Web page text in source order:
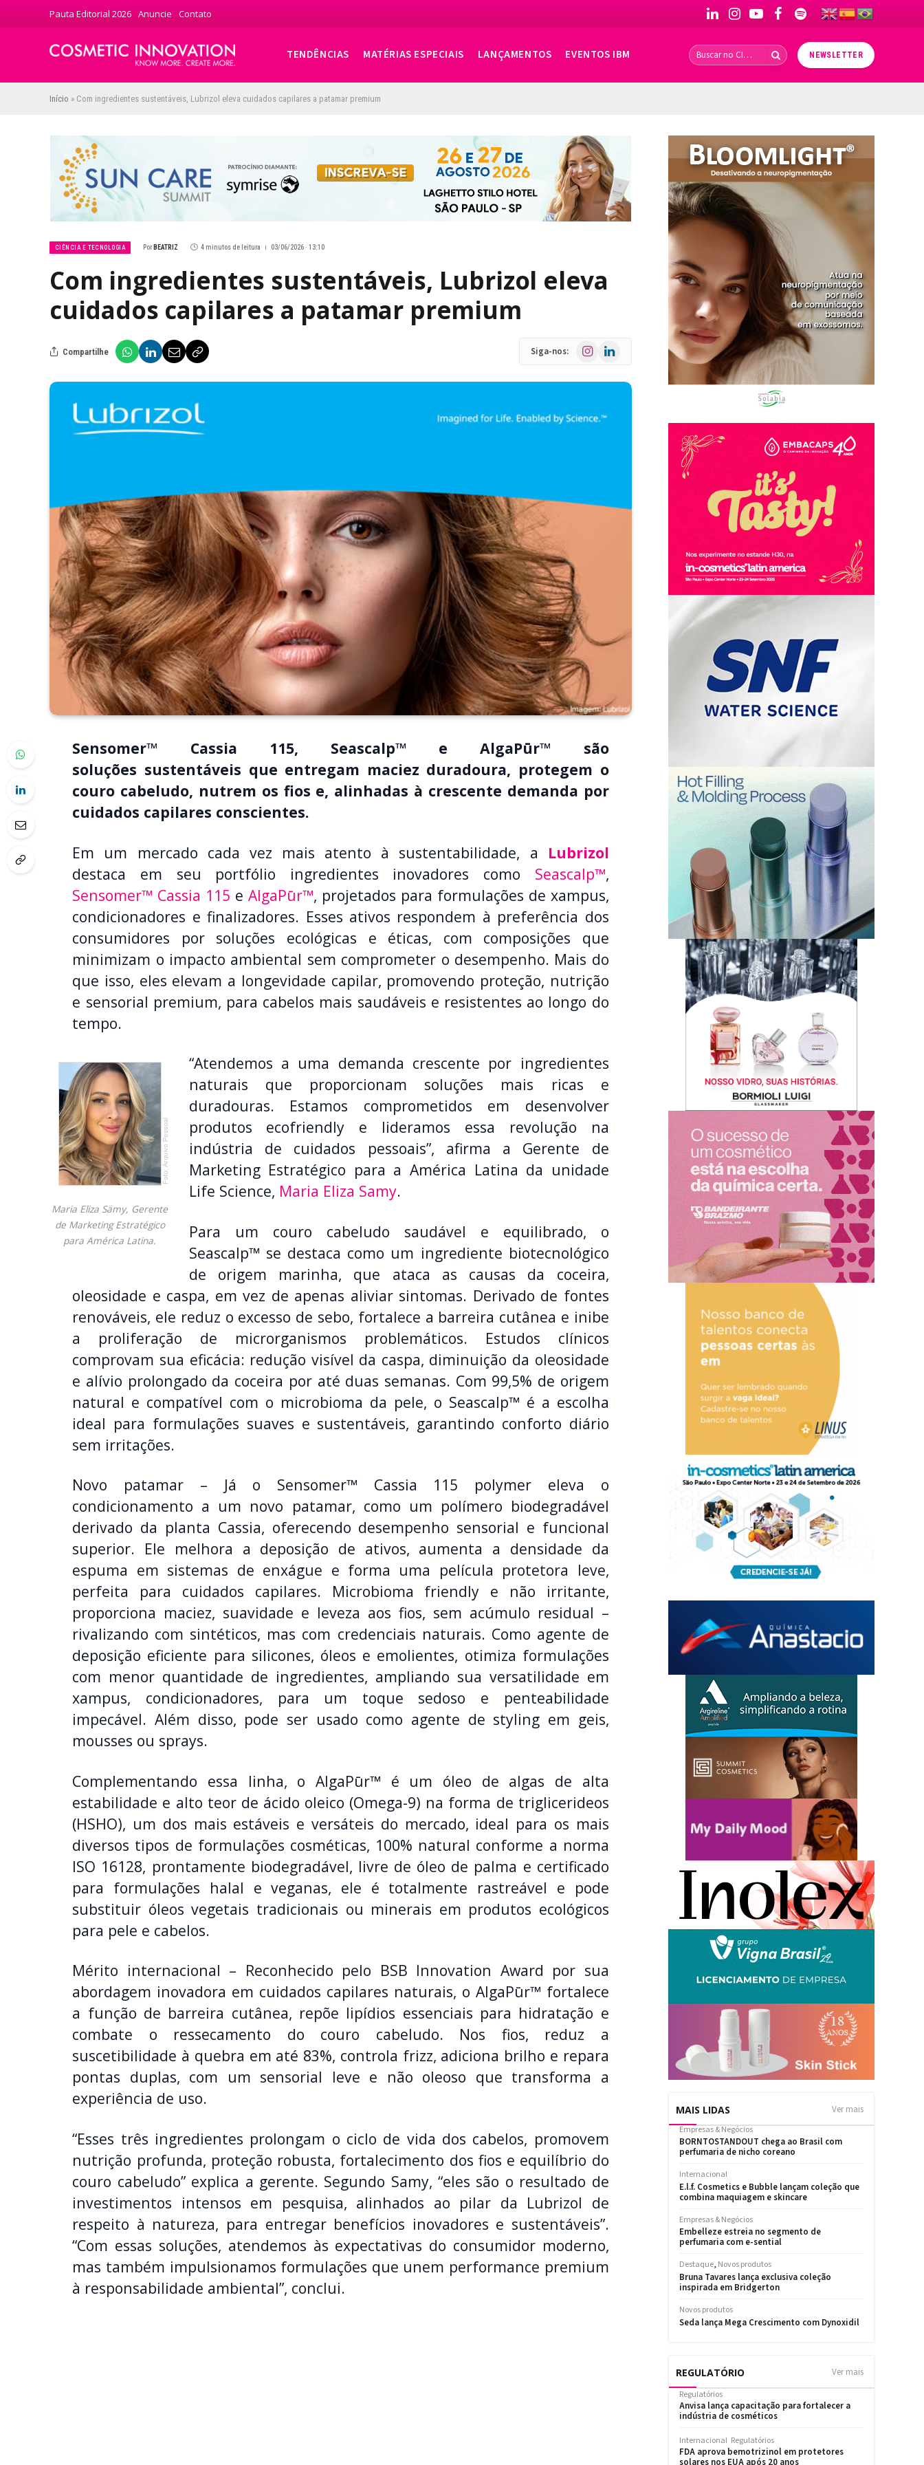
Pauta Editorial 2026 Anuncie Contato LinkedInInstagramYouTubeFacebookSpotify
TENDÊNCIAS MATÉRIAS ESPECIAIS LANÇAMENTOS EVENTOS IBM NEWSLETTER
Início » Com ingredientes sustentáveis, Lubrizol eleva cuidados capilares a patamar premium
CIÊNCIA E TECNOLOGIA Por BEATRIZ 4 minutos de leitura 03/06/2026 · 13:10
Com ingredientes sustentáveis, Lubrizol eleva
cuidados capilares a patamar premium
Compartilhe Siga-nos: InstagramLinkedIn
Sensomer™ Cassia 115, Seascalp™ e AlgaPūr™ são
soluções sustentáveis que entregam maciez duradoura, protegem o
couro cabeludo, nutrem os fios e, alinhadas à crescente demanda por
cuidados capilares conscientes.
Em um mercado cada vez mais atento à sustentabilidade, a Lubrizol
destaca em seu portfólio ingredientes inovadores como Seascalp™,
Sensomer™ Cassia 115 eAlgaPūr™, projetados para formulações de xampus,
condicionadores e finalizadores. Esses ativos respondem à preferência dos
consumidores por soluções ecológicas e éticas, com composições que
minimizam o impacto ambiental sem comprometer o desempenho. Mais do
que isso, eles elevam a longevidade capilar, promovendo proteção, nutrição
e sensorial premium, para cabelos mais saudáveis e resistentes ao longo do
tempo.
Maria Eliza Sämy, Gerente
de Marketing Estratégico
para América Latina.
“Atendemos a uma demanda crescente por ingredientes
naturais que proporcionam soluções mais ricas e
duradouras. Estamos comprometidos em desenvolver
produtos ecofriendly e lideramos essa revolução na
indústria de cuidados pessoais”, afirma a Gerente de
Marketing Estratégico para a América Latina da unidade
Life Science, Maria Eliza Samy.
Para um couro cabeludo saudável e equilibrado, o
Seascalp™ se destaca como um ingrediente biotecnológico
de origem marinha, que ataca as causas da coceira,
oleosidade e caspa, em vez de apenas aliviar sintomas. Derivado de fontes
renováveis, ele reduz o excesso de sebo, fortalece a barreira cutânea e inibe
a proliferação de microrganismos problemáticos. Estudos clínicos
comprovam sua eficácia: redução visível da caspa, diminuição da oleosidade
e alívio prolongado da coceira por até duas semanas. Com 99,5% de origem
natural e compatível com o microbioma da pele, o Seascalp™ é a escolha
ideal para formulações suaves e sustentáveis, garantindo conforto diário
sem irritações.
Novo patamar – Já o Sensomer™ Cassia 115 polymer eleva o
condicionamento a um novo patamar, como um polímero biodegradável
derivado da planta Cassia, oferecendo desempenho sensorial e funcional
superior. Ele melhora a deposição de ativos, aumenta a densidade da
espuma em sistemas de enxágue e forma uma película protetora leve,
perfeita para cuidados capilares. Microbioma friendly e não irritante,
proporciona maciez, suavidade e leveza aos fios, sem acúmulo residual –
rivalizando com sintéticos, mas com credenciais naturais. Como agente de
deposição eficiente para silicones, óleos e emolientes, otimiza formulações
com menor quantidade de ingredientes, ampliando sua versatilidade em
xampus, condicionadores, para um toque sedoso e penteabilidade
impecável. Além disso, pode ser usado como agente de styling em geis,
mousses ou sprays.
Complementando essa linha, o AlgaPūr™ é um óleo de algas de alta
estabilidade e alto teor de ácido oleico (Omega-9) na forma de triglicerideos
(HSHO), um dos mais estáveis e versáteis do mercado, ideal para os mais
diversos tipos de formulações cosméticas, 100% natural conforme a norma
ISO 16128, prontamente biodegradável, livre de óleo de palma e certificado
para formulações halal e veganas, ele é totalmente rastreável e pode
substituir óleos vegetais tradicionais ou minerais em produtos ecológicos
para pele e cabelos.
Mérito internacional – Reconhecido pelo BSB Innovation Award por sua
abordagem inovadora em cuidados capilares naturais, o AlgaPūr™ fortalece
a função de barreira cutânea, repõe lipídios essenciais para hidratação e
combate o ressecamento do couro cabeludo. Nos fios, reduz a
suscetibilidade à quebra em até 83%, controla frizz, adiciona brilho e repara
pontas duplas, com um sensorial leve e não oleoso que transforma a
experiência de uso.
“Esses três ingredientes prolongam o ciclo de vida dos cabelos, promovem
nutrição profunda, proteção robusta, fortalecimento dos fios e equilíbrio do
couro cabeludo” explica a gerente. Segundo Samy, “eles são o resultado de
investimentos intensos em pesquisa, alinhados ao pilar da Lubrizol de
respeito à natureza, para entregar benefícios inovadores e sustentáveis”.
“Com essas soluções, atendemos às expectativas do consumidor moderno,
mas também impulsionamos formulações que unem performance premium
à responsabilidade ambiental”, conclui.
MAIS LIDAS Ver mais
REGULATÓRIO Ver mais
Regulatórios
Anvisa lança capacitação para fortalecer a
indústria de cosméticos
Internacional Regulatórios
FDA aprova bemotrizinol em protetores
solares nos EUA após 20 anos